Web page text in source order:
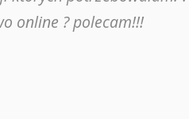
online ? polecam!!!